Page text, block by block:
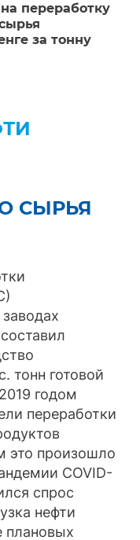
переработку
за тонну
СЫРЬЯ
тонн готовой
годом
переработки
это произошло
COVID-
спрос
нефти
плановых